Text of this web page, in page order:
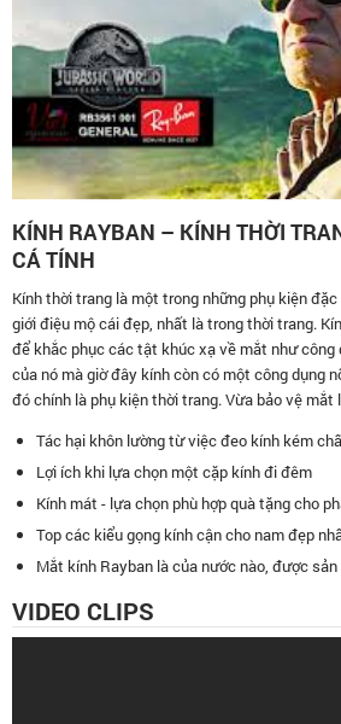
KÍNH RAYBAN – KÍNH THỜI
CÁ TÍNH
Kính thời trang là một trong những phụ kiện
giới điệu mộ cái đẹp, nhất là trong thời trang.
để khắc phục các tật khúc xạ về mắt như công
của nó mà giờ đây kính còn có một công dụng
đó chính là phụ kiện thời trang. Vừa bảo vệ mắt
Tác hại khôn lường từ việc đeo kính kém
Lợi ích khi lựa chọn một cặp kính đi đêm
Kính mát - lựa chọn phù hợp quà tặng cho
Top các kiểu gọng kính cận cho nam đẹp
Mắt kính Rayban là của nước nào, được
VIDEO CLIPS